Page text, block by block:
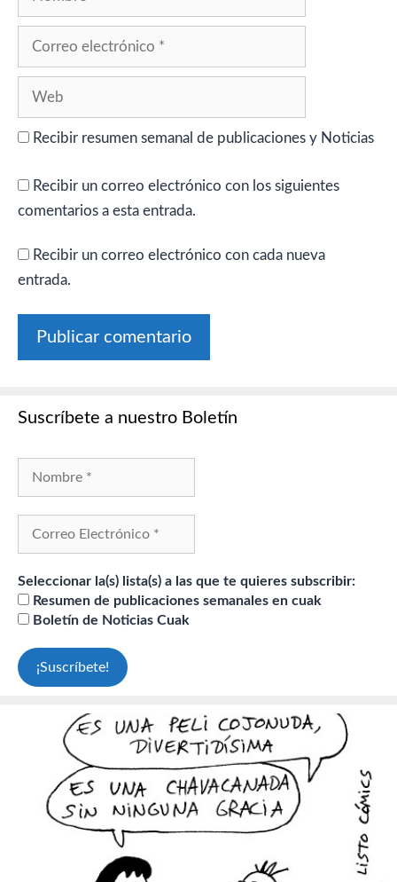
Correo
Web
Recibir resumen semanal de publicaciones y Noticias
Recibir un correo electrónico con los siguientes
comentarios a esta entrada.
Recibir un correo electrónico con cada nueva
entrada.
Suscríbete a nuestro Boletín
Seleccionar la(s) lista(s) a las que te quieres subscribir:
Resumen de publicaciones semanales en cuak
Boletín de Noticias Cuak